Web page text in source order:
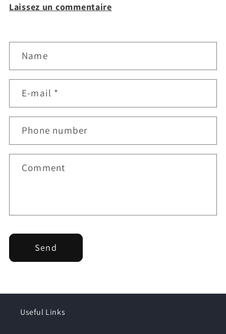
Laissez un commentaire
n
c
o
Name
E-mail *
Phone number
Comment
Send
Useful Links